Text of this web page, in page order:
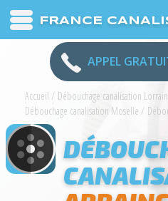
FRANCE
APPEL
Accueil / Débouchage canalisation
Débouchage canalisation Moselle /